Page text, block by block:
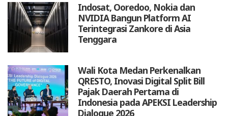
Indosat, Ooredoo, Nokia dan
NVIDIA Bangun Platform AI
Terintegrasi Zankore di Asia
Tenggara
Wali Kota Medan Perkenalkan
QRESTO, Inovasi Digital Split Bill
Pajak Daerah Pertama di
Indonesia pada APEKSI Leadership
Dialogue 2026